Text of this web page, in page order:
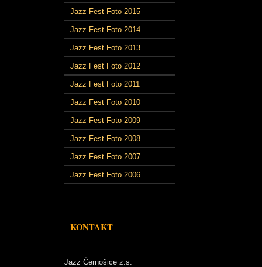
Jazz Fest Foto 2015
Jazz Fest Foto 2014
Jazz Fest Foto 2013
Jazz Fest Foto 2012
Jazz Fest Foto 2011
Jazz Fest Foto 2010
Jazz Fest Foto 2009
Jazz Fest Foto 2008
Jazz Fest Foto 2007
Jazz Fest Foto 2006
KONTAKT
Jazz Černošice z.s.